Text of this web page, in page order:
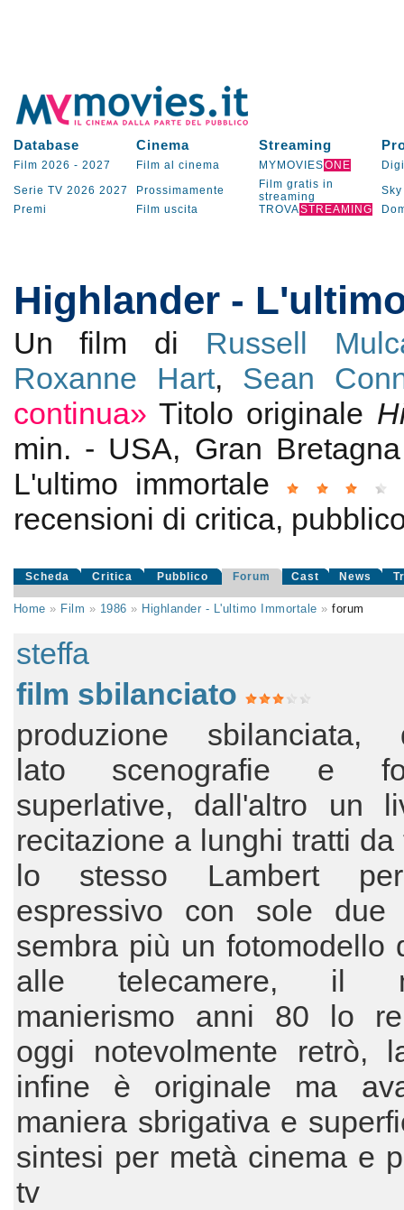
Database Cinema Streaming
Film 2026 - 2027 Film al cinema MYMOVIESONE
Serie TV 2026 2027 Prossimamente
Film gratis in
streaming
Sky
Premi
Film uscita TROVASTREAMING
Highlander -
Un film di Russell
Roxanne Hart, Sean
continua» Titolo originale
min. - USA, Gran
L'ultimo immortale
recensioni di critica,
Scheda Critica Pubblico Forum Cast News
Home » Film » 1986 » Highlander - L'ultimo Immortale »forum
steffa
film sbilanciato
produzione
lato scenografie e
superlative, dall'altro un
recitazione a lunghi tratti da
lo stesso Lambert
espressivo con sole due
sembra più un fotomodello
alle telecamere, il
manierismo anni 80 lo
oggi notevolmente retrò,
infine è originale ma
maniera sbrigativa e
sintesi per metà cinema e
tv